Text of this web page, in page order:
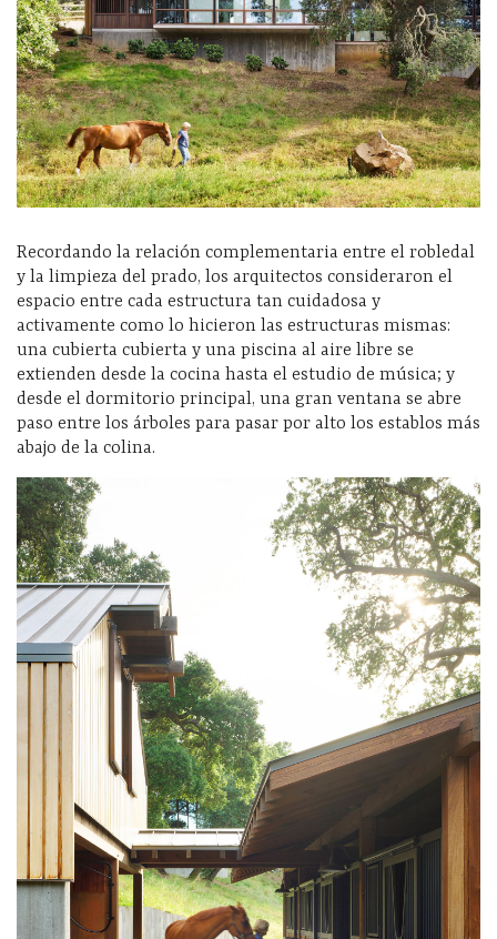
Recordando la relación complementaria entre el robledal
y la limpieza del prado, los arquitectos consideraron el
espacio entre cada estructura tan cuidadosa y
activamente como lo hicieron las estructuras mismas:
una cubierta cubierta y una piscina al aire libre se
extienden desde la cocina hasta el estudio de música; y
desde el dormitorio principal, una gran ventana se abre
paso entre los árboles para pasar por alto los establos más
abajo de la colina.